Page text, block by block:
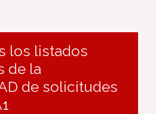
los listados
de la
de solicitudes